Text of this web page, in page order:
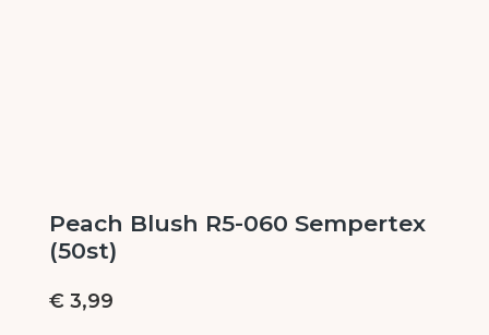
Peach Blush R5-060 Sempertex
(50st)
€ 3,99